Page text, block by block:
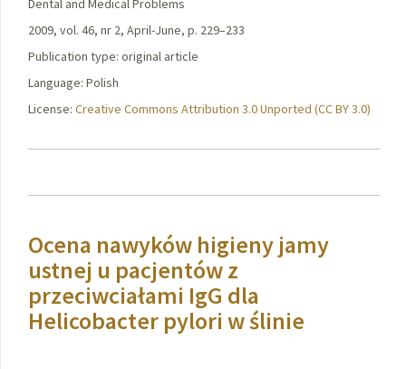
Dental and Medical Problems
2009, vol. 46, nr 2, April-June, p. 229–233
Publication type: original article
Language: Polish
License: Creative Commons Attribution 3.0 Unported (CC BY 3.0)
Ocena nawyków higieny jamy
ustnej u pacjentów z
przeciwciałami IgG dla
Helicobacter pylori w ślinie